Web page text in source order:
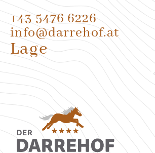
+43 5476 6226
info@darrehof.at
Lage